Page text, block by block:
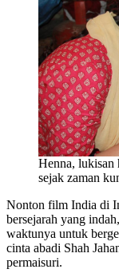
Henna, lukisan
sejak zaman
Nonton film India di
bersejarah yang
waktunya untuk
cinta abadi Shah
permaisuri.